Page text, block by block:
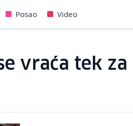
Posao Video
vraća tek za